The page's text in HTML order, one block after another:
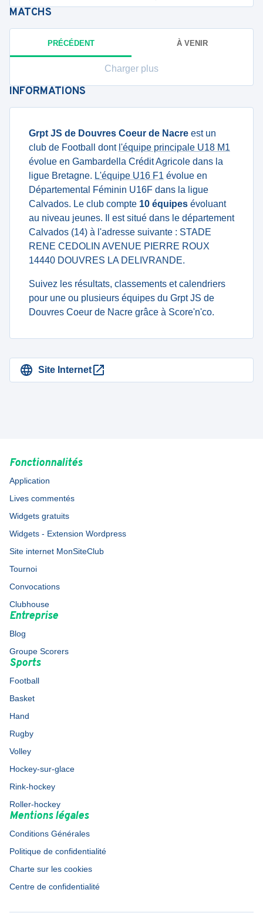
MATCHS
PRÉCÉDENT À VENIR
Charger plus
INFORMATIONS
Grpt JS de Douvres Coeur de Nacre est un
club de Football dont l'équipe principale U18 M1
évolue en Gambardella Crédit Agricole dans la
ligue Bretagne. L'équipe U16 F1 évolue en
Départemental Féminin U16F dans la ligue
Calvados. Le club compte 10 équipes évoluant
au niveau jeunes. Il est situé dans le département
Calvados (14) à l'adresse suivante : STADE
RENE CEDOLIN AVENUE PIERRE ROUX
14440 DOUVRES LA DELIVRANDE.
Suivez les résultats, classements et calendriers
pour une ou plusieurs équipes du Grpt JS de
Douvres Coeur de Nacre grâce à Score'n'co.
Site Internet
Fonctionnalités
Application
Lives commentés
Widgets gratuits
Widgets - Extension Wordpress
Site internet MonSiteClub
Tournoi
Convocations
Clubhouse
Entreprise
Blog
Groupe Scorers
Sports
Football
Basket
Hand
Rugby
Volley
Hockey-sur-glace
Rink-hockey
Roller-hockey
Mentions légales
Conditions Générales
Politique de confidentialité
Charte sur les cookies
Centre de confidentialité